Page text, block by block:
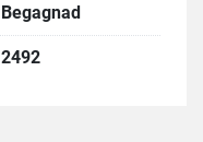
Begagnad
2492